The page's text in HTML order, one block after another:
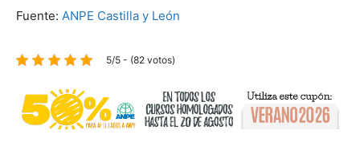
Fuente: ANPE Castilla y León
5/5 - (82 votos)